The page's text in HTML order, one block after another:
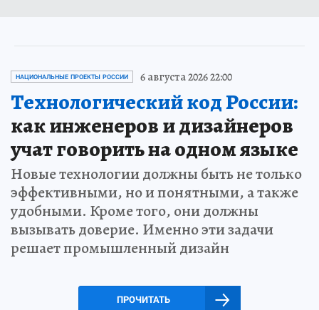
НАЦИОНАЛЬНЫЕ ПРОЕКТЫ РОССИИ 6 августа 2026 22:00
Технологический код России:
как инженеров и дизайнеров
учат говорить на одном языке
Новые технологии должны быть не только
эффективными, но и понятными, а также
удобными. Кроме того, они должны
вызывать доверие. Именно эти задачи
решает промышленный дизайн
ПРОЧИТАТЬ